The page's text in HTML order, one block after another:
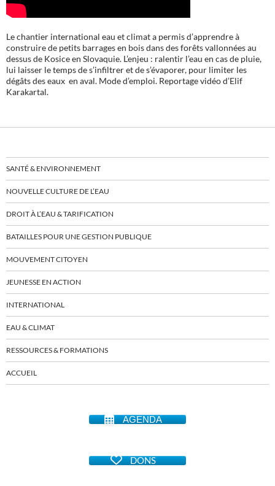
Le chantier international eau et climat a permis d’apprendre à
construire de petits barrages en bois dans des forêts vallonnées au
dessus de Kosice en Slovaquie. L’enjeu : ralentir l’eau en cas de pluie,
lui laisser le temps de s’infiltrer et de s’évaporer, pour limiter les
dégâts des eaux en aval. Mode d’emploi. Reportage vidéo d’Elif
Karakartal.
SANTÉ & ENVIRONNEMENT
NOUVELLE CULTURE DE L’EAU
DROIT À L’EAU & TARIFICATION
BATAILLES POUR UNE GESTION PUBLIQUE
MOUVEMENT CITOYEN
JEUNESSE EN ACTION
INTERNATIONAL
EAU & CLIMAT
RESSOURCES & FORMATIONS
ACCUEIL
AGENDA
DONS